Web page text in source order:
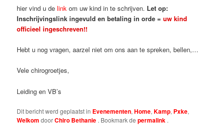
hier vind u delink om uw kind in te schrijven. Let op:
Inschrijvingslink ingevuld en betaling in orde =uw kind
officieel ingeschreven!!
Hebt u nog vragen, aarzel niet om ons aan te spreken, bellen,…
Vele chirogroetjes,
Leiding en VB’s
Dit bericht werd geplaatst in Evenementen,Home,Kamp, Pxke,
Welkom doorChiro Bethanie . Bookmark depermalink .